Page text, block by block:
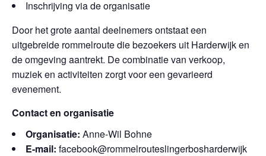
Inschrijving via de organisatie
Door het grote aantal deelnemers ontstaat een
uitgebreide rommelroute die bezoekers uit Harderwijk en
de omgeving aantrekt. De combinatie van verkoop,
muziek en activiteiten zorgt voor een gevarieerd
evenement.
Contact en organisatie
Organisatie: Anne-Wil Bohne
E-mail: facebook@rommelrouteslingerbosharderwijk